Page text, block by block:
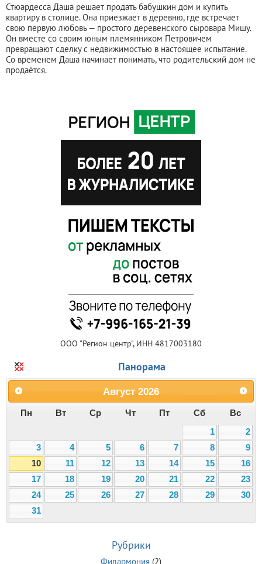
Стюардесса Даша решает продать бабушкин дом и купить
квартиру в столице. Она приезжает в деревню, где встречает
свою первую любовь — простого деревенского сыровара Мишу.
Он вместе со своим юным племянником Петровичем
превращают сделку с недвижимостью в настоящее испытание.
Со временем Даша начинает понимать, что родительский дом не
продаётся.
ООО "Регион центр", ИНН 4817003180
Панорама
Август 2026
Пн Вт Ср Чт Пт Сб
Вс
1
2
3
4 5 6 7 8
9
10
11 12 13 14 15
16
17
18 19 20 21 22
23
24
25 26 27 28 29
30
31
Рубрики
Филармония (2)